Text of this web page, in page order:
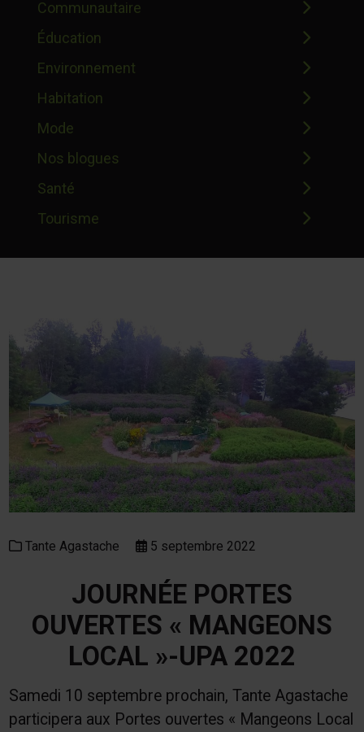
Communautaire
Éducation
Environnement
Habitation
Mode
Nos blogues
Santé
Tourisme
Tante Agastache 5 septembre 2022
JOURNÉE PORTES
OUVERTES « MANGEONS
LOCAL »-UPA 2022
Samedi 10 septembre prochain, Tante Agastache
participera aux Portes ouvertes « Mangeons Local